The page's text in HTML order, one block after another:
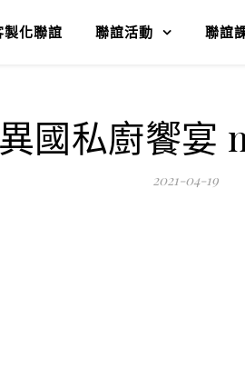
製化聯誼 聯誼活動 聯誼
異國私廚饗宴
2021-04-19